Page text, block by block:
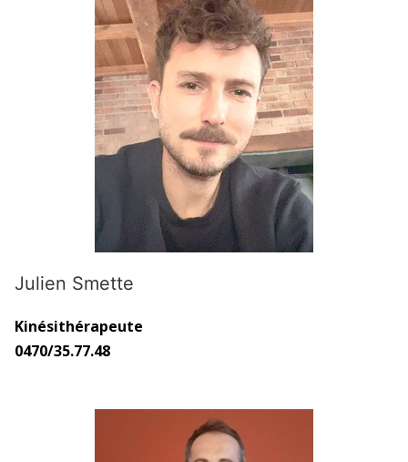
Julien Smette
Kinésithérapeute
0470/35.77.48